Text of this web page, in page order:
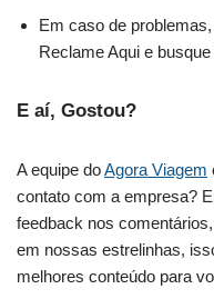
Em caso de
Reclame Aqui e
E aí, Gostou?
A equipe doAgora Viagem
contato com a empresa?
feedback nos
em nossas estrelinhas,
melhores conteúdo para